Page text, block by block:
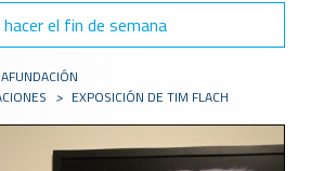
hacer el fin de semana
AFUNDACIÓN
> EXPOSICIÓN DE TIM FLACH